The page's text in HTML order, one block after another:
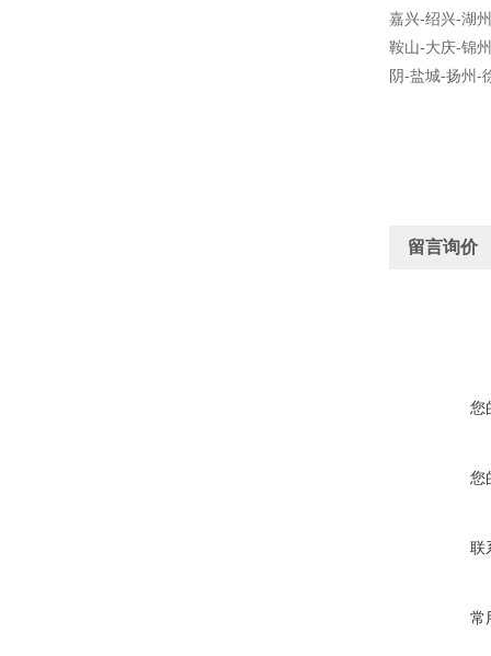
嘉兴-绍兴-湖
鞍山-大庆-锦
阴-盐城-扬州-
留言询价
您
您
联
常